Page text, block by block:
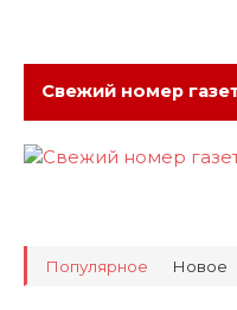
Свежий номер
Популярное Новое